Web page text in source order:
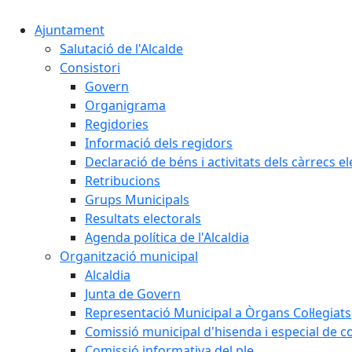
Ajuntament
Salutació de l'Alcalde
Consistori
Govern
Organigrama
Regidories
Informació dels regidors
Declaració de béns i activitats dels càrrecs
Retribucions
Grups Municipals
Resultats electorals
Agenda política de l'Alcaldia
Organització municipal
Alcaldia
Junta de Govern
Representació Municipal a Òrgans Col·legiats
Comissió municipal d'hisenda i especial de